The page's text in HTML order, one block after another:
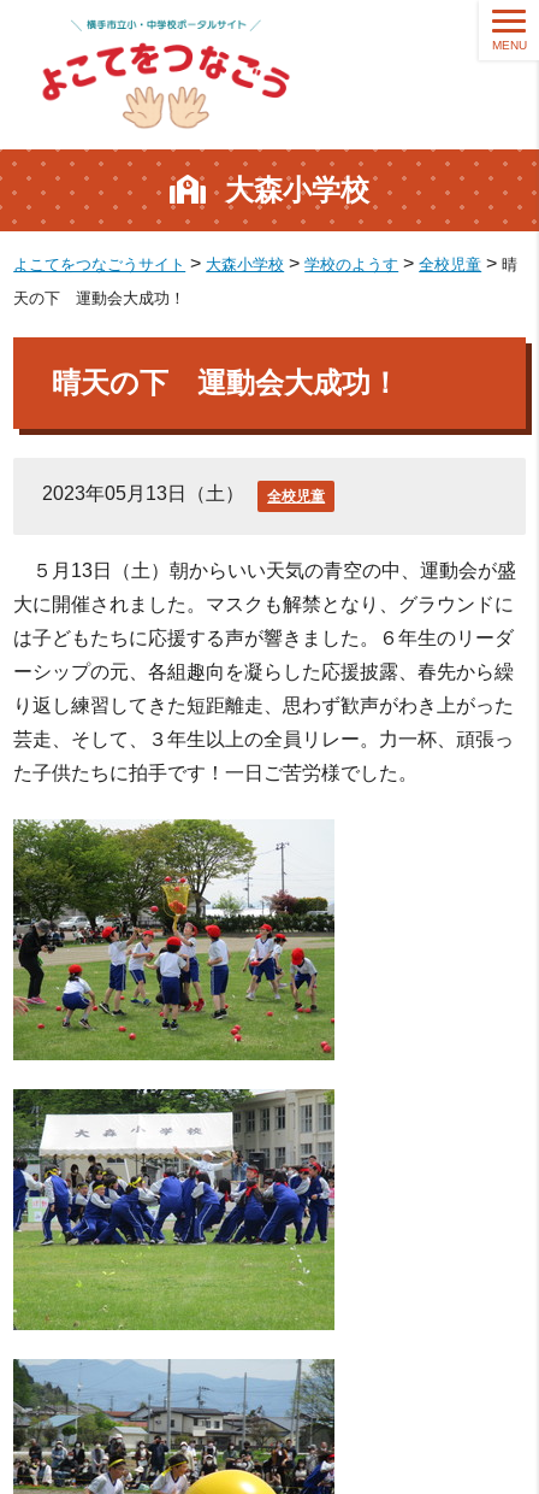
大森小学校
MENU
よこてをつなごうサイト > 大森小学校 >学校のようす >全校児童 >晴
天の下 運動会大成功！
晴天の下 運動会大成功！
2023年05月13日（土） 全校児童
５月13日（土）朝からいい天気の青空の中、運動会が盛
大に開催されました。マスクも解禁となり、グラウンドに
は子どもたちに応援する声が響きました。６年生のリーダ
ーシップの元、各組趣向を凝らした応援披露、春先から繰
り返し練習してきた短距離走、思わず歓声がわき上がった
芸走、そして、３年生以上の全員リレー。力一杯、頑張っ
た子供たちに拍手です！一日ご苦労様でした。